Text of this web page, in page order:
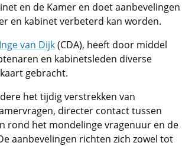
en de Kamer en doet aanbevelingen
en kabinet verbeterd kan worden.
Inge van Dijk(CDA), heeft door middel
en kabinetsleden diverse
gebracht.
het tijdig verstrekken van
directer contact tussen
rond het mondelinge vragenuur en de
aanbevelingen richten zich zowel tot